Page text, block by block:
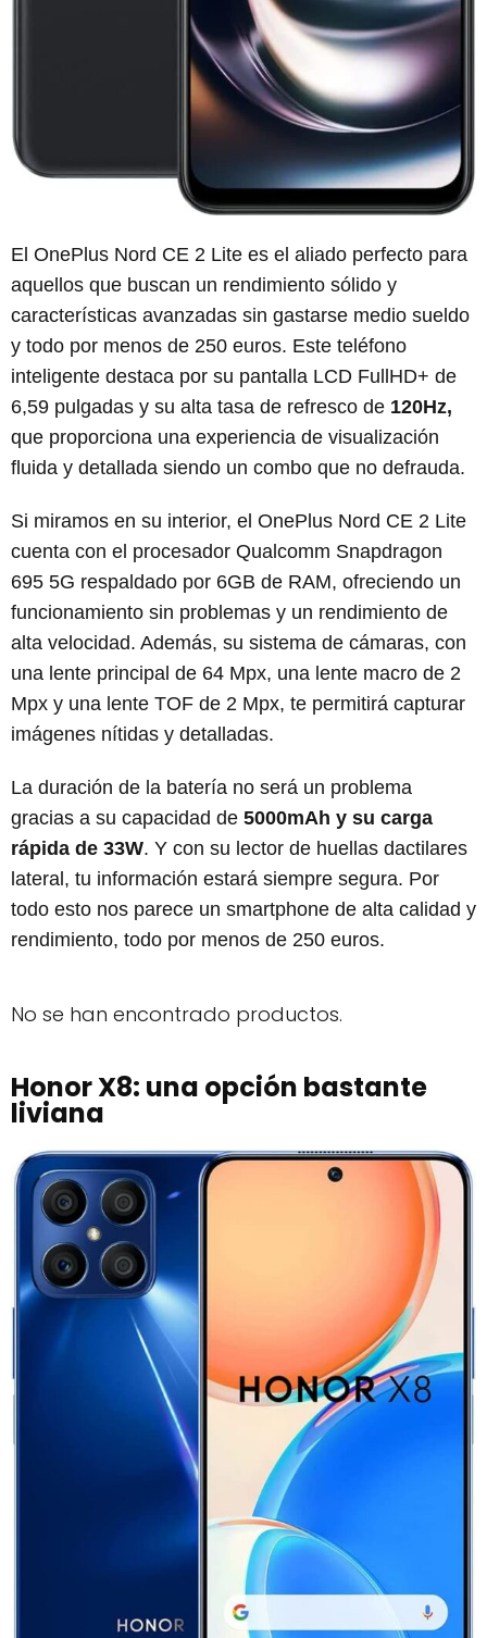
El OnePlus Nord CE 2 Lite es el aliado perfecto para
aquellos que buscan un rendimiento sólido y
características avanzadas sin gastarse medio sueldo
y todo por menos de 250 euros. Este teléfono
inteligente destaca por su pantalla LCD FullHD+ de
6,59 pulgadas y su alta tasa de refresco de 120Hz,
que proporciona una experiencia de visualización
fluida y detallada siendo un combo que no defrauda.
Si miramos en su interior, el OnePlus Nord CE 2 Lite
cuenta con el procesador Qualcomm Snapdragon
695 5G respaldado por 6GB de RAM, ofreciendo un
funcionamiento sin problemas y un rendimiento de
alta velocidad. Además, su sistema de cámaras, con
una lente principal de 64 Mpx, una lente macro de 2
Mpx y una lente TOF de 2 Mpx, te permitirá capturar
imágenes nítidas y detalladas.
La duración de la batería no será un problema
gracias a su capacidad de 5000mAh y su carga
rápida de 33W. Y con su lector de huellas dactilares
lateral, tu información estará siempre segura. Por
todo esto nos parece un smartphone de alta calidad y
rendimiento, todo por menos de 250 euros.
No se han encontrado productos.
Honor X8: una opción bastante
liviana